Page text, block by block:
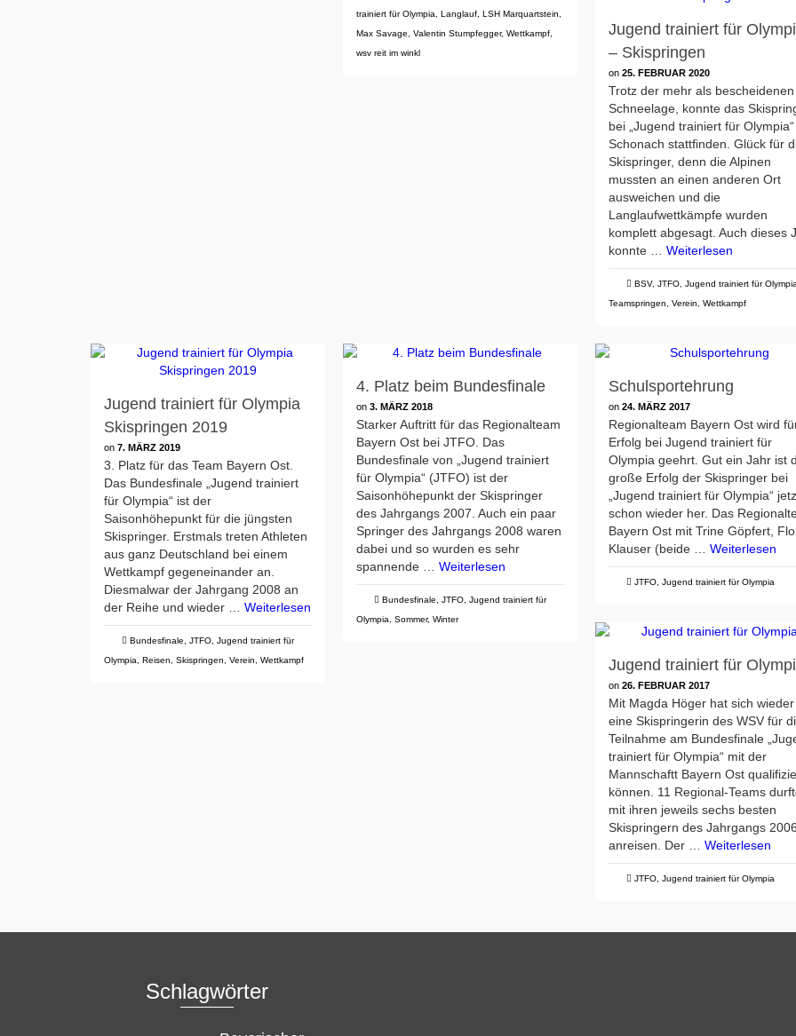
trainiert für Olympia
,Langlauf ,LSH Marquartstein
Max Savage
,Valentin Stumpfegger,Wettkampf
wsv reit im winkl
Jugend trainiert für
– Skispringen
on25. FEBRUAR 2020
Trotz der mehr als bescheidenen
Schneelage, konnte das
bei „Jugend trainiert für Olympia“
Schonach stattfinden. Glück für
Skispringer, denn die Alpinen
mussten an einen anderen Ort
ausweichen und die
Langlaufwettkämpfe wurden
komplett abgesagt. Auch dieses
konnte …Weiterlesen
BSV,JTFO ,Jugend trainiert für Olympia
Teamspringen
,Verein ,Wettkampf
Jugend trainiert für Olympia
Skispringen 2019
on 7. MÄRZ 2019
3. Platz für das Team Bayern Ost.
Das Bundesfinale „Jugend trainiert
für Olympia“ ist der
Saisonhöhepunkt für die jüngsten
Skispringer. Erstmals treten Athleten
aus ganz Deutschland bei einem
Wettkampf gegeneinander an.
Diesmalwar der Jahrgang 2008 an
der Reihe und wieder … Weiterlesen
Bundesfinale JTFO Jugend trainiert für
Olympia
Reisen Skispringen Verein Wettkampf
4. Platz beim Bundesfinale
on3. MÄRZ 2018
Starker Auftritt für das Regionalteam
Bayern Ost bei JTFO. Das
Bundesfinale von „Jugend trainiert
für Olympia“ (JTFO) ist der
Saisonhöhepunkt der Skispringer
des Jahrgangs 2007. Auch ein paar
Springer des Jahrgangs 2008 waren
dabei und so wurden es sehr
spannende …Weiterlesen
Bundesfinale ,JTFO ,Jugend trainiert für
Olympia
,Sommer,Winter
Schulsportehrung
on24. MÄRZ 2017
Regionalteam Bayern Ost wird
Erfolg bei Jugend trainiert für
Olympia geehrt. Gut ein Jahr ist
große Erfolg der Skispringer bei
„Jugend trainiert für Olympia“
schon wieder her. Das
Bayern Ost mit Trine Göpfert,
Klauser (beide …Weiterlesen
JTFO ,Jugend trainiert für Olympia
Jugend trainiert für
on26. FEBRUAR 2017
Mit Magda Höger hat sich wieder
eine Skispringerin des WSV für
Teilnahme am Bundesfinale
trainiert für Olympia“ mit der
Mannschaftt Bayern Ost
können. 11 Regional-Teams
mit ihren jeweils sechs besten
Skispringern des Jahrgangs 2006
anreisen. Der …Weiterlesen
JTFO ,Jugend trainiert für Olympia
Schlagwörter